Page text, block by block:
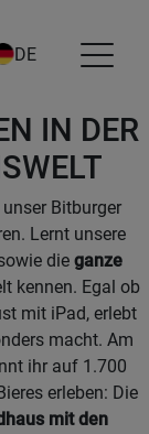
DE
IN DER
Bitburger
Lernt unsere
die ganze
kennen. Egal ob
mit iPad, erlebt
macht. Am
ihr auf 1.700
erleben: Die
mit den